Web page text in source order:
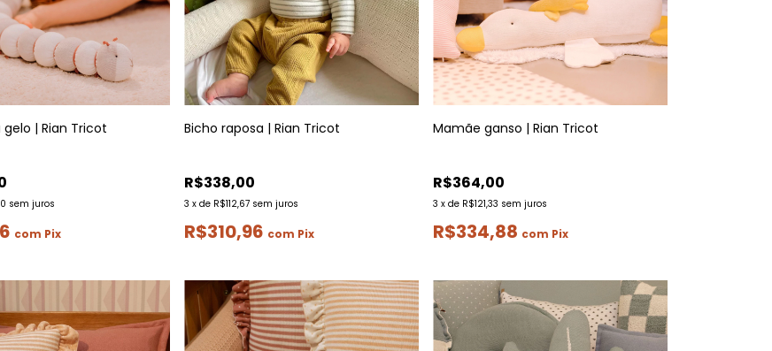
| Rian Tricot
sem juros
com Pix
Bicho raposa | Rian Tricot
R$338,00
3 x de R$112,67 sem juros
R$310,96 com Pix
Mamãe ganso | Rian Tricot
R$364,00
3 x de R$121,33 sem juros
R$334,88 com Pix